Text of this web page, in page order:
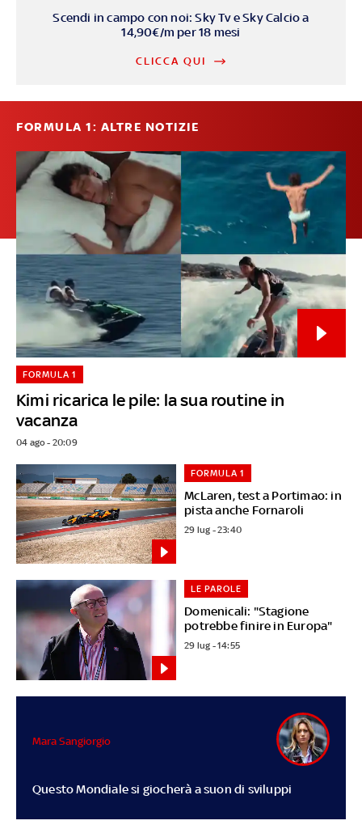
Scendi in campo con noi: Sky Tv e Sky Calcio a
14,90€/m per 18 mesi
CLICCA QUI
FORMULA 1: ALTRE NOTIZIE
Kimi ricarica le pile: la sua routine in
vacanza
FORMULA 1
04 ago - 20:09
McLaren, test a Portimao: in
pista anche Fornaroli
FORMULA 1
29 lug - 23:40
Domenicali: "Stagione
potrebbe finire in Europa"
LE PAROLE
29 lug - 14:55
Questo Mondiale si giocherà a suon di sviluppi
Mara Sangiorgio